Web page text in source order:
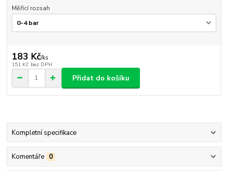
Měřící rozsah
183 Kč/ks
151 Kč bez DPH
Přidat do košíku
Kompletní specifikace
Komentáře 0